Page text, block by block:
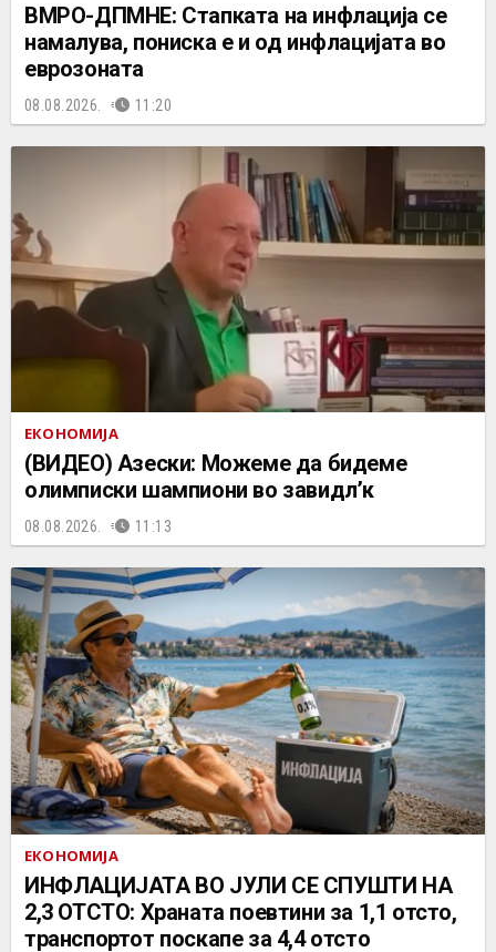
ВМРО-ДПМНЕ: Стапката на инфлација се
намалува, пониска е и од инфлацијата во
еврозоната
08.08.2026. 11:20
ЕКОНОМИЈА
(ВИДЕО) Азески: Можеме да бидеме
олимписки шампиони во завидл’к
08.08.2026. 11:13
ЕКОНОМИЈА
ИНФЛАЦИЈАТА ВО ЈУЛИ СЕ СПУШТИ НА
2,3 ОТСТО: Храната поевтини за 1,1 отсто,
транспортот поскапе за 4,4 отсто